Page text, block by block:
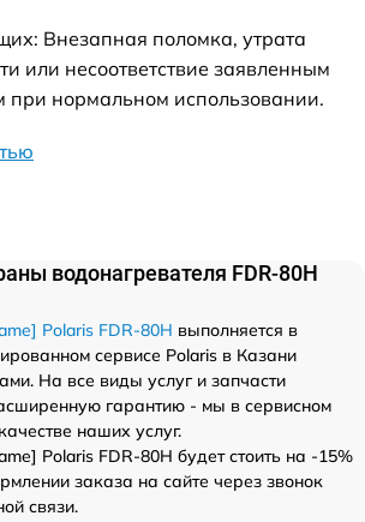
Внезапная поломка, утрата
или несоответствие заявленным
при нормальном использовании.
водонагревателя FDR-80H
Polaris FDR-80H выполняется в
сервисе Polaris в Казани
На все виды услуг и запчасти
гарантию - мы в сервисном
наших услуг.
Polaris FDR-80H будет стоить на -15%
заказа на сайте через звонок
связи.